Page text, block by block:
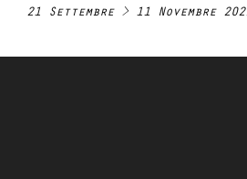
21 Settembre > 11 Novembre